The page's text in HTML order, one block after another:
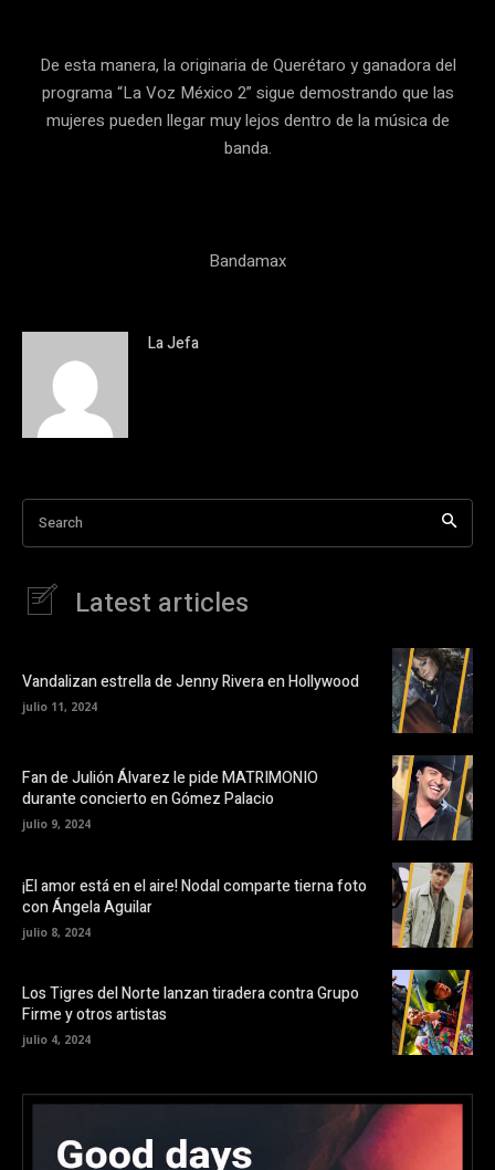
De esta manera, la originaria de Querétaro y ganadora del
programa “La Voz México 2” sigue demostrando que las
mujeres pueden llegar muy lejos dentro de la música de
banda.
Bandamax
La Jefa
Search
Latest articles
Vandalizan estrella de Jenny Rivera en Hollywood
julio 11, 2024
Fan de Julión Álvarez le pide MATRIMONIO
durante concierto en Gómez Palacio
julio 9, 2024
¡El amor está en el aire! Nodal comparte tierna foto
con Ángela Aguilar
julio 8, 2024
Los Tigres del Norte lanzan tiradera contra Grupo
Firme y otros artistas
julio 4, 2024